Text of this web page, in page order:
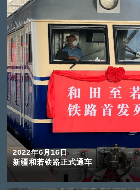
2022年6月16日
新疆和若铁路正式通车